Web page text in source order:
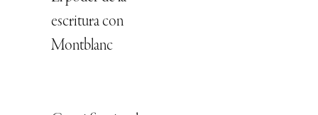
escritura con
Montblanc